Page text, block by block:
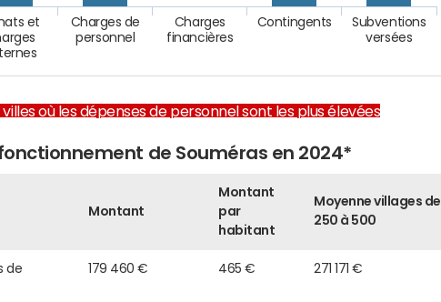
et
Charges de
personnel
Charges
financières
Contingents
Subventions
versées
villes où les dépenses de personnel sont les plus élevées
de Souméras en 2024*
Montant
Montant
par
habitant
Moyenne villages de
250 à 500
de
179 460 € 465 € 271 171 €